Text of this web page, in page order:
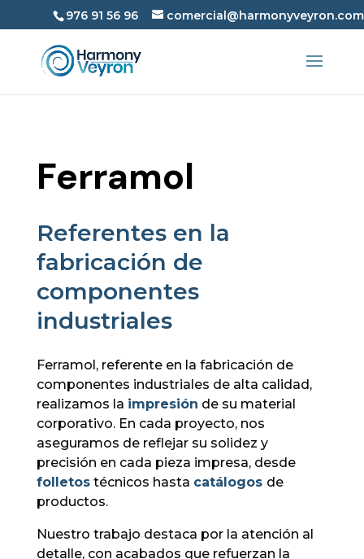
976 91 56 96 comercial@harmonyveyron.com
Ferramol
Referentes en la
fabricación de
componentes
industriales
Ferramol, referente en la fabricación de
componentes industriales de alta calidad,
realizamos la impresión de su material
corporativo. En cada proyecto, nos
aseguramos de reflejar su solidez y
precisión en cada pieza impresa, desde
folletostécnicos hasta catálogos de
productos.
Nuestro trabajo destaca por la atención al
detalle, con acabados que refuerzan la